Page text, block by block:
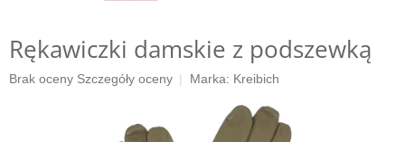
Rękawiczki damskie z podszewką
Średnia
Brak oceny Szczegóły oceny Marka: Kreibich